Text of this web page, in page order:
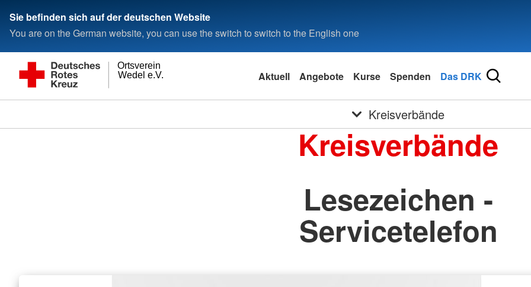
Sie befinden sich auf der deutschen Website
You are on the German website, you can use the switch to switch to the English one
Wedel e.V.
Ortsverein
Aktuell Angebote Kurse Spenden Das DRK
Kreisverbände
Kreisverbände
Lesezeichen -
Servicetelefon